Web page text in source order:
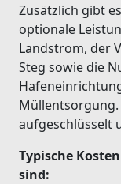
Zusätzlich gibt
optionale
Landstrom, der
Steg sowie die
aufgeschlüsselt
Typische
sind: